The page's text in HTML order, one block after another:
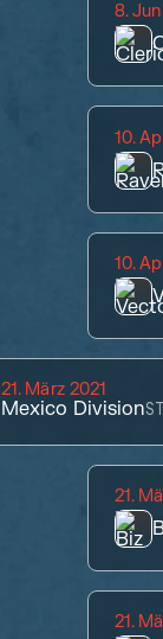
8.
10.
10.
21. März 2021
Mexico Division
21.
21.